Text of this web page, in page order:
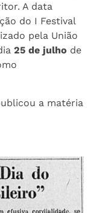
A data
do I Festival
pela União
25 de julho de
a matéria